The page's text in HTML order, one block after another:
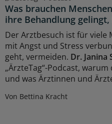
Was brauchen
ihre Behandlung gelingt,
Der Arztbesuch ist für viele
mit Angst und Stress
geht, vermeiden. Dr. Janina
„ÄrzteTag“-Podcast,
und was Ärztinnen und
Von Bettina Kracht